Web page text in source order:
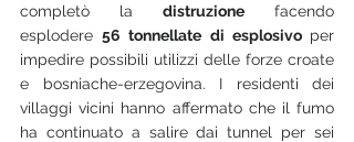
completò la distruzione facendo
esplodere 56 tonnellate di esplosivo per
impedire possibili utilizzi delle forze croate
e bosniache-erzegovina. I residenti dei
villaggi vicini hanno affermato che il fumo
ha continuato a salire dai tunnel per sei